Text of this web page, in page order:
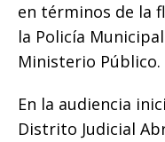
en términos de la
la Policía
Ministerio Público.
En la audiencia
Distrito Judicial